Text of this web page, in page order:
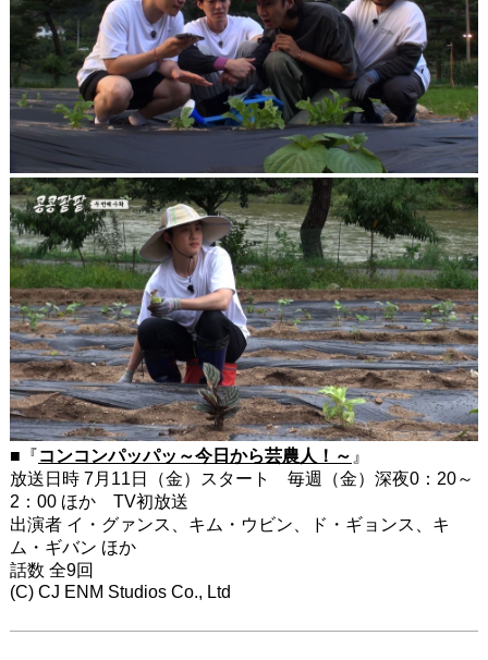
■『コンコンパッパッ～今日から芸農人！～ 』
放送日時 7月11日（金）スタート 毎週（金）深夜0：20～
2：00 ほか TV初放送
出演者 イ・グァンス、キム・ウビン、ド・ギョンス、キ
ム・ギバン ほか
話数 全9回
(C) CJ ENM Studios Co., Ltd